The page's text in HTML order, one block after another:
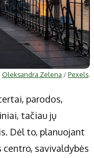
Oleksandra Zelena /Pexels.
parodos,
tačiau jų
Dėl to, planuojant
savivaldybės